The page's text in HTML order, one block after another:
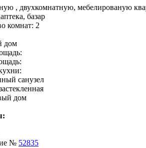
, двухкомнатную, мебелированую
базар
комнат: 2
дом
санузел
дом
№ 52835